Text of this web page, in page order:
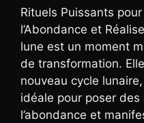
Rituels Puissants
l’Abondance et
lune est un moment
de transformation.
nouveau cycle
idéale pour poser
l’abondance et